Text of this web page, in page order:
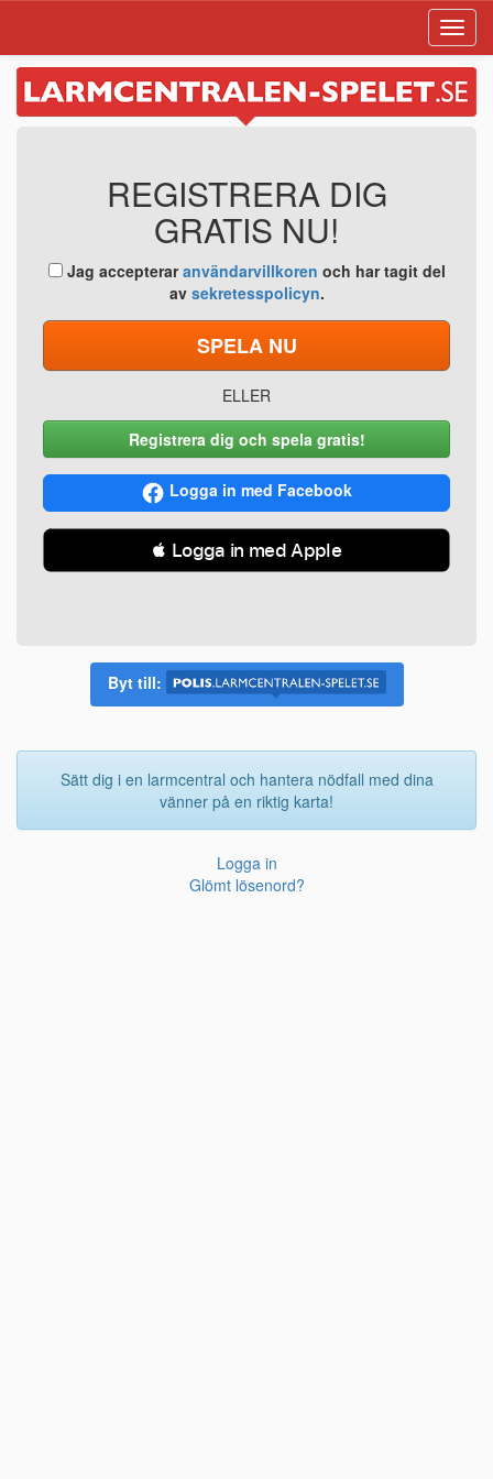
REGISTRERA DIG
GRATIS NU!
Jag accepteraranvändarvillkoren och har tagit del
av sekretesspolicyn.
SPELA NU
ELLER
Registrera dig och spela gratis!
Logga in med Facebook
 Logga in med Apple
Byt till:
Sätt dig i en larmcentral och hantera nödfall med dina
vänner på en riktig karta!
Logga in
Glömt lösenord?